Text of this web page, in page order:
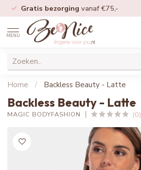
Gratis bezorging vanaf €75,-
MENU
Home / Backless Beauty - Latte
Backless Beauty - Latte
MAGIC BODYFASHION (0)